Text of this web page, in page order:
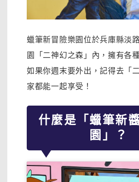
蠟筆新冒險樂園位於兵庫縣淡
園「二神幻之森」內，擁有各
如果你週末要外出，記得去「
家都能一起享受！
什麼是「蠟筆新
園」？